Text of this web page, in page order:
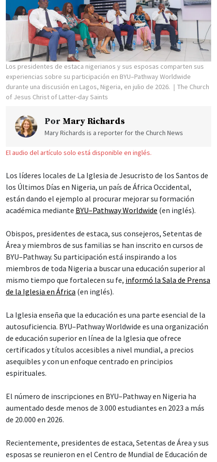
Los presidentes de estaca nigerianos y sus esposas comparten sus
experiencias sobre su participación en BYU–Pathway Worldwide
durante una discusión en Lagos, Nigeria, en julio de 2026.
The Church
of Jesus Christ of Latter-day Saints
Por Mary Richards
Mary Richards is a reporter for the Church News
El audio del artículo solo está disponible en inglés.
Los líderes locales de La Iglesia de Jesucristo de los Santos de
los Últimos Días en Nigeria, un país de África Occidental,
están dando el ejemplo al procurar mejorar su formación
académica mediante BYU–Pathway Worldwide (en inglés).
Obispos, presidentes de estaca, sus consejeros, Setentas de
Área y miembros de sus familias se han inscrito en cursos de
BYU–Pathway. Su participación está inspirando a los
miembros de toda Nigeria a buscar una educación superior al
mismo tiempo que fortalecen su fe, informó la Sala de Prensa
de la Iglesia en África (en inglés).
La Iglesia enseña que la educación es una parte esencial de la
autosuficiencia. BYU–Pathway Worldwide es una organización
de educación superior en línea de la Iglesia que ofrece
certificados y títulos accesibles a nivel mundial, a precios
asequibles y con un enfoque centrado en principios
espirituales.
El número de inscripciones en BYU–Pathway en Nigeria ha
aumentado desde menos de 3.000 estudiantes en 2023 a más
de 20.000 en 2026.
Recientemente, presidentes de estaca, Setentas de Área y sus
esposas se reunieron en el Centro de Mundial de Educación de